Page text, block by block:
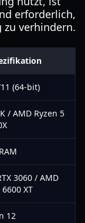
erforderlich,
zu verhindern.
(64-bit)
/ AMD Ryzen 5
3060 / AMD
XT
12